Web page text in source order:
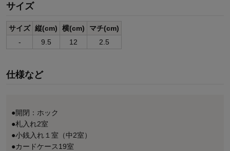
サイズ
サイズ 縦(cm) 横(cm)
マチ(cm)
-
9.5 12 2.5
仕様など
●開閉：ホック
●札入れ2室
●小銭入れ１室（中2室）
●カードケース19室